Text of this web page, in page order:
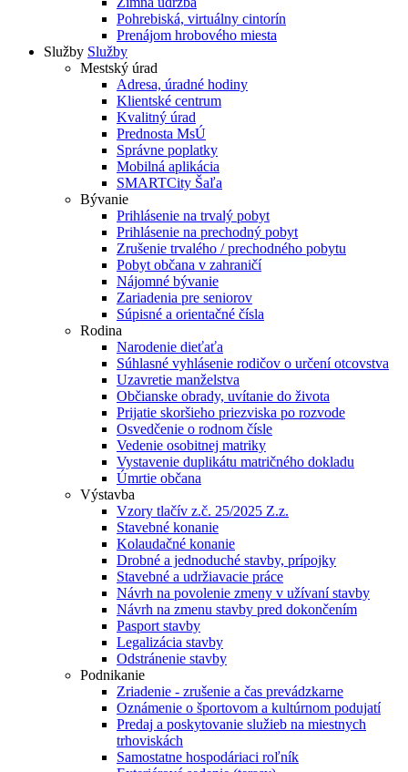
Pohrebiská, virtuálny cintorín
Prenájom hrobového miesta
Služby Služby
Mestský úrad
Adresa, úradné hodiny
Klientské centrum
Kvalitný úrad
Prednosta MsÚ
Správne poplatky
Mobilná aplikácia
SMARTCity Šaľa
Bývanie
Prihlásenie na trvalý pobyt
Prihlásenie na prechodný pobyt
Zrušenie trvalého / prechodného pobytu
Pobyt občana v zahraničí
Nájomné bývanie
Zariadenia pre seniorov
Súpisné a orientačné čísla
Rodina
Narodenie dieťaťa
Súhlasné vyhlásenie rodičov o určení otcovstva
Uzavretie manželstva
Občianske obrady, uvítanie do života
Prijatie skoršieho priezviska po rozvode
Osvedčenie o rodnom čísle
Vedenie osobitnej matriky
Vystavenie duplikátu matričného dokladu
Úmrtie občana
Výstavba
Vzory tlačív z.č. 25/2025 Z.z.
Stavebné konanie
Kolaudačné konanie
Drobné a jednoduché stavby, prípojky
Stavebné a udržiavacie práce
Návrh na povolenie zmeny v užívaní stavby
Návrh na zmenu stavby pred dokončením
Pasport stavby
Legalizácia stavby
Odstránenie stavby
Podnikanie
Zriadenie - zrušenie a čas prevádzkarne
Oznámenie o športovom a kultúrnom podujatí
Predaj a poskytovanie služieb na miestnych
trhoviskách
Samostatne hospodáriaci roľník